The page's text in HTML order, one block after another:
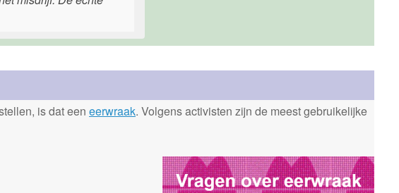
is dat een eerwraak. Volgens activisten zijn de meest gebruikelijke